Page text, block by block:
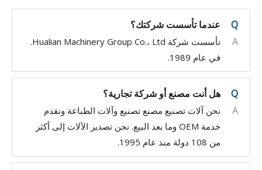
Q
عندما تأسست شركتك؟
A
تأسست شركة Hualian Machinery Group Co.، Ltd.
في عام 1989.
Q
هل أنت مصنع أو شركة تجارية؟
A
نحن آلات تصنيع مصنع تصنيع وآلات الطباعة ونقدم
خدمة OEM وما بعد البيع. نحن تصدير الآلات إلى أكثر
من 108 دولة منذ عام 1995.